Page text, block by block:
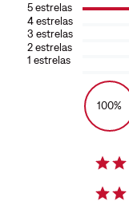
5estrelas
4estrelas
3 estrelas
2estrelas
1 estrelas
100%